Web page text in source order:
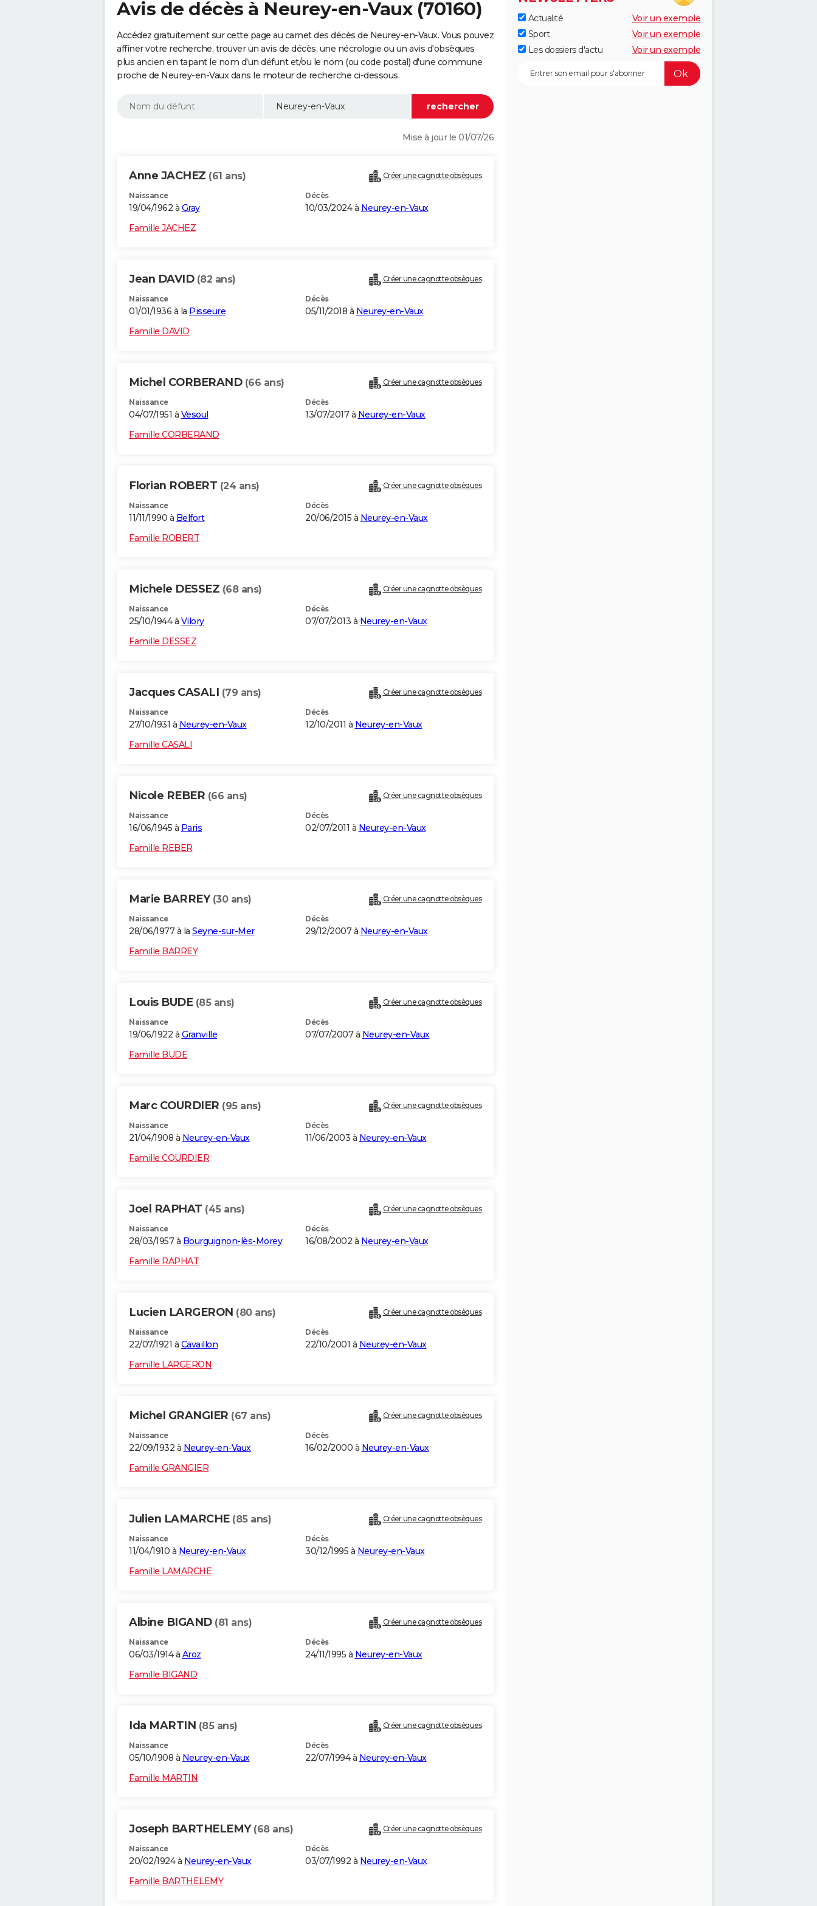
Avis de décès à Neurey-en-Vaux (70160)
Accédez gratuitement sur cette page au carnet des décès de Neurey-en-Vaux. Vous pouvez
affiner votre recherche, trouver un avis de décès, une nécrologie ou un avis d'obsèques
plus ancien en tapant le nom d'un défunt et/ou le nom (ou code postal) d'une commune
proche de Neurey-en-Vaux dans le moteur de recherche ci-dessous.
Mise à jour le 01/07/26
Anne JACHEZ (61 ans) Créer une cagnotte obsèques
Naissance
19/04/1962 à Gray
Décès
10/03/2024 à Neurey-en-Vaux
Famille JACHEZ
Jean DAVID (82 ans) Créer une cagnotte obsèques
Naissance
01/01/1936 à la Pisseure
Décès
05/11/2018 à Neurey-en-Vaux
Famille DAVID
Michel CORBERAND (66 ans) Créer une cagnotte obsèques
Naissance
04/07/1951 à Vesoul
Décès
13/07/2017 à Neurey-en-Vaux
Famille CORBERAND
Florian ROBERT (24 ans) Créer une cagnotte obsèques
Naissance
11/11/1990 à Belfort
Décès
20/06/2015 à Neurey-en-Vaux
Famille ROBERT
Michele DESSEZ (68 ans) Créer une cagnotte obsèques
Naissance
25/10/1944 à Vilory
Décès
07/07/2013 à Neurey-en-Vaux
Famille DESSEZ
Jacques CASALI (79 ans) Créer une cagnotte obsèques
Naissance
27/10/1931 à Neurey-en-Vaux
Décès
12/10/2011 à Neurey-en-Vaux
Famille CASALI
Nicole REBER (66 ans) Créer une cagnotte obsèques
Naissance
16/06/1945 à Paris
Décès
02/07/2011 à Neurey-en-Vaux
Famille REBER
Marie BARREY (30 ans) Créer une cagnotte obsèques
Naissance
28/06/1977 à la Seyne-sur-Mer
Décès
29/12/2007 à Neurey-en-Vaux
Famille BARREY
Louis BUDE (85 ans) Créer une cagnotte obsèques
Naissance
19/06/1922 à Granville
Décès
07/07/2007 à Neurey-en-Vaux
Famille BUDE
Marc COURDIER (95 ans) Créer une cagnotte obsèques
Naissance
21/04/1908 à Neurey-en-Vaux
Décès
11/06/2003 à Neurey-en-Vaux
Famille COURDIER
Joel RAPHAT (45 ans) Créer une cagnotte obsèques
Naissance
28/03/1957 à Bourguignon-lès-Morey
Décès
16/08/2002 à Neurey-en-Vaux
Famille RAPHAT
Lucien LARGERON (80 ans) Créer une cagnotte obsèques
Naissance
22/07/1921 à Cavaillon
Décès
22/10/2001 à Neurey-en-Vaux
Famille LARGERON
Michel GRANGIER (67 ans) Créer une cagnotte obsèques
Naissance
22/09/1932 à Neurey-en-Vaux
Décès
16/02/2000 à Neurey-en-Vaux
Famille GRANGIER
Julien LAMARCHE (85 ans) Créer une cagnotte obsèques
Naissance
11/04/1910 à Neurey-en-Vaux
Décès
30/12/1995 à Neurey-en-Vaux
Famille LAMARCHE
Albine BIGAND (81 ans) Créer une cagnotte obsèques
Naissance
06/03/1914 à Aroz
Décès
24/11/1995 à Neurey-en-Vaux
Famille BIGAND
Ida MARTIN (85 ans) Créer une cagnotte obsèques
Naissance
05/10/1908 à Neurey-en-Vaux
Décès
22/07/1994 à Neurey-en-Vaux
Famille MARTIN
Joseph BARTHELEMY (68 ans) Créer une cagnotte obsèques
Naissance
20/02/1924 à Neurey-en-Vaux
Décès
03/07/1992 à Neurey-en-Vaux
Famille BARTHELEMY
Actualité
Voir un exemple
Sport
Voir un exemple
Les dossiers d'actu
Voir un exemple